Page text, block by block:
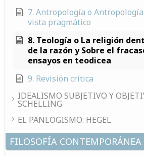
7. Antropología o
vista pragmático
8. Teología o La religión
de la razón y Sobre el
ensayos en teodicea
9. Revisión crítica
IDEALISMO SUBJETIVO Y
SCHELLING
EL PANLOGISMO: HEGEL
FILOSOFÍA CONTEMPORÁNEA